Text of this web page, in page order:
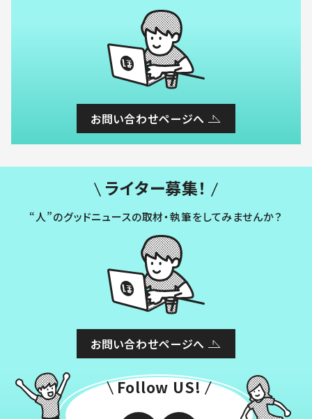
お問い合わせページへ
ライター募集！
“人”のグッドニュースの取材・執筆をしてみませんか？
お問い合わせページへ
Follow US!